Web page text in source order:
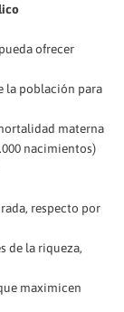
ofrecer
la población para
materna
nacimientos)
respecto por
de la riqueza,
maximicen